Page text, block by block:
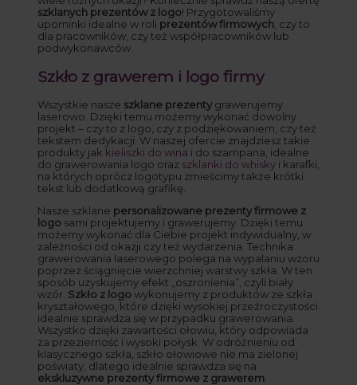
szklanych prezentów z logo! Przygotowaliśmy
upominki idealne w roli prezentów firmowych, czy to
dla pracowników, czy też współpracowników lub
podwykonawców.
Szkło z grawerem i logo firmy
Wszystkie nasze szklane prezentygrawerujemy
laserowo. Dzięki temu możemy wykonać dowolny
projekt – czy to z logo, czy z podziękowaniem, czy też
tekstem dedykacji. W naszej ofercie znajdziesz takie
produkty jak kieliszki do wina i do szampana, idealne
do grawerowania logo oraz szklanki do whiskyi karafki,
na których oprócz logotypu zmieścimy także krótki
tekst lub dodatkową grafikę.
Nasze szklane personalizowane prezenty firmowe z
logosami projektujemy i grawerujemy. Dzięki temu
możemy wykonać dla Ciebie projekt indywidualny, w
zależności od okazji czy też wydarzenia. Technika
grawerowania laserowego polega na wypalaniu wzoru
poprzez ściągnięcie wierzchniej warstwy szkła. W ten
sposób uzyskujemy efekt „oszronienia”, czyli biały
wzór. Szkło z logowykonujemy z produktów ze szkła
kryształowego, które dzięki wysokiej przeźroczystości
idealnie sprawdza się w przypadku grawerowania.
Wszystko dzięki zawartości ołowiu, który odpowiada
za przezierność i wysoki połysk. W odróżnieniu od
klasycznego szkła, szkło ołowiowe nie ma zielonej
poświaty, dlatego idealnie sprawdza się na
ekskluzywne prezenty firmowe z grawerem.